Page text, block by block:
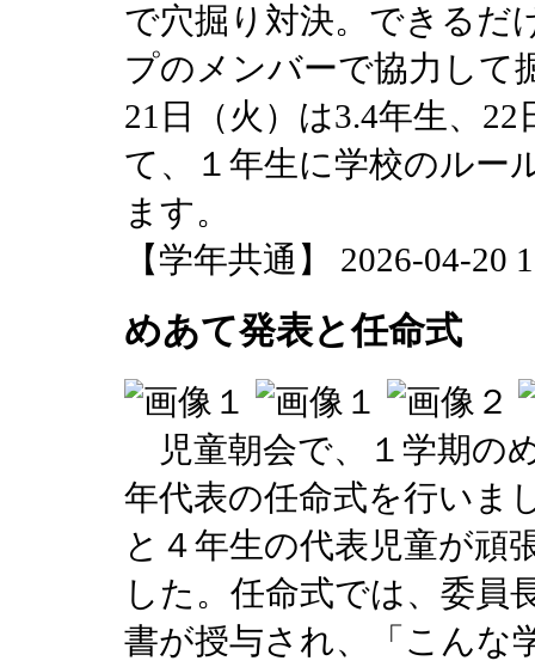
で穴掘り対決。できるだ
プのメンバーで協力して
21日（火）は3.4年生、
て、１年生に学校のルー
ます。
【学年共通】 2026-04-20
めあて発表と任命式
児童朝会で、１学期の
年代表の任命式を行いま
と４年生の代表児童が頑
した。任命式では、委員
書が授与され、「こんな